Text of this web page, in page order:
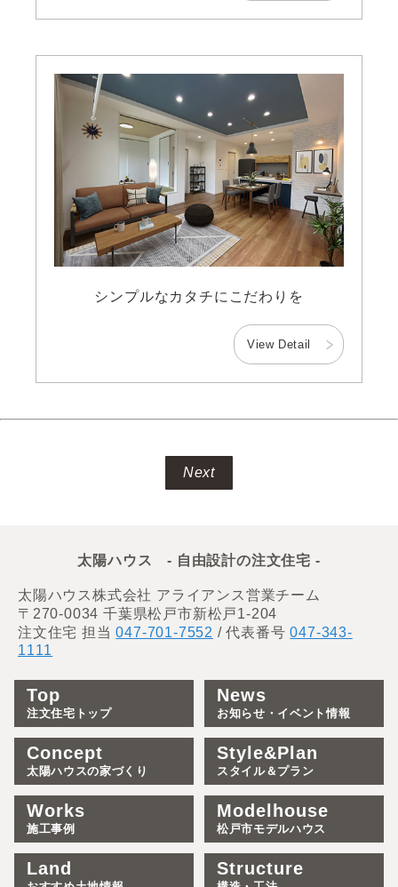
シンプルなカタチにこだわりを
View Detail
Next
太陽ハウス - 自由設計の注文住宅 -
太陽ハウス株式会社 アライアンス営業チーム
〒270-0034 千葉県松戸市新松戸1-204
注文住宅 担当047-701-7552 / 代表番号047-343-
1111
Top
注文住宅トップ
News
お知らせ・イベント情報
Concept
太陽ハウスの家づくり
Style&Plan
スタイル＆プラン
Works
施工事例
Modelhouse
松戸市モデルハウス
Land Structure